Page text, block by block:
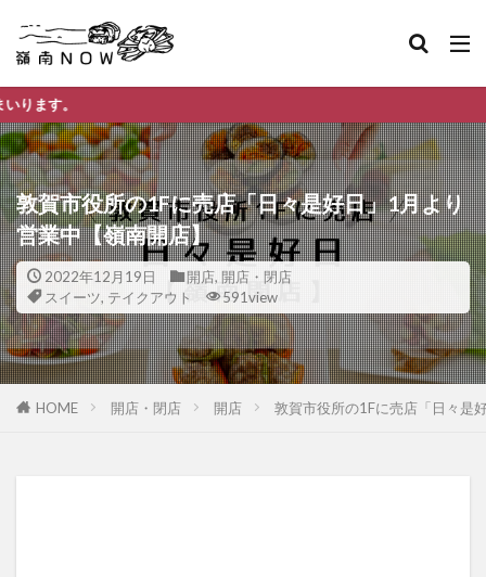
敦賀市役所の1Fに売店「日々是好日」1月より
営業中【嶺南開店】
2022年12月19日 開店, 開店・閉店
スイーツ, テイクアウト 591view
HOME 開店・閉店 開店 敦賀市役所の1Fに売店「日々是